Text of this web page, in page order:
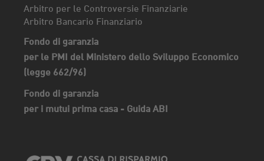
Arbitro per le Controversie Finanziarie
Arbitro Bancario Finanziario
Fondo di garanzia
per le PMI del Ministero dello Sviluppo Economico
(legge 662/96)
Fondo di garanzia
per i mutui prima casa - Guida ABI